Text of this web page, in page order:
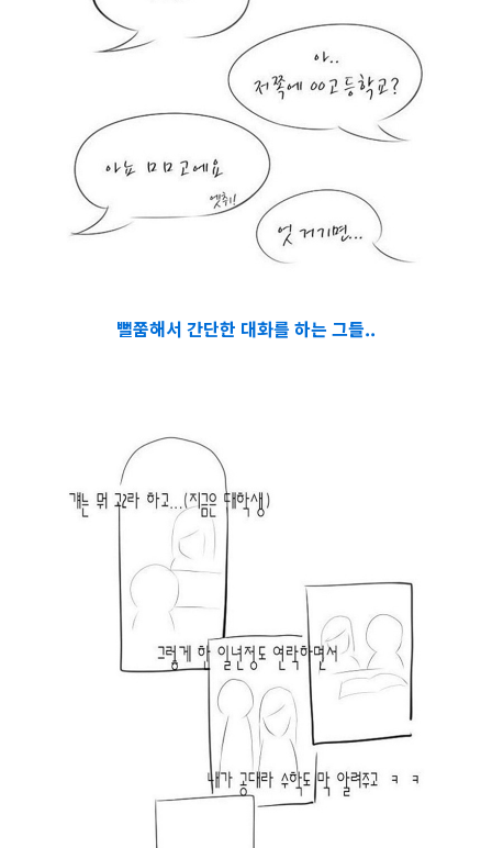
뻘쭘해서 간단한 대화를 하는 그들..